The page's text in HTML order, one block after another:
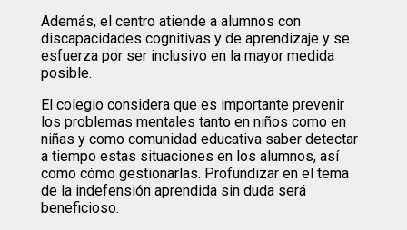
Además, el centro atiende a alumnos con
discapacidades cognitivas y de aprendizaje y se
esfuerza por ser inclusivo en la mayor medida
posible.
El colegio considera que es importante prevenir
los problemas mentales tanto en niños como en
niñas y como comunidad educativa saber detectar
a tiempo estas situaciones en los alumnos, así
como cómo gestionarlas. Profundizar en el tema
de la indefensión aprendida sin duda será
beneficioso.